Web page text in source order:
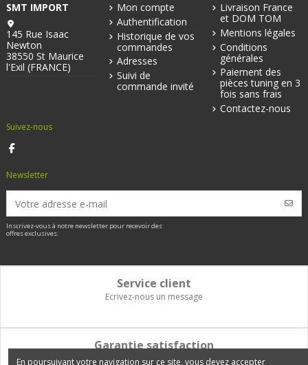
SMT IMPORT
145 Rue Isaac
Newton
38550 St Maurice
l'Exil (FRANCE)
Mon compte
Authentification
Historique de vos
commandes
Adresses
Suivi de
commande invité
Livraison France
et DOM TOM
Mentions légales
Conditions
générales
Paiement des
pièces tuning en 3
fois sans frais
Contactez-nous
Suivez-nous
Newsletter
Inscrivez-vous à notre newsletter pour recevoir des
offres exclusives.
Service client
Ecrivez-nous un message
Garantie satisfaction
Vous disposez de 14 jours pour changer d'avis et être remboursé
En poursuivant votre navigation sur ce site, vous devez accepter